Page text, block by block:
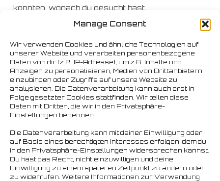
Manage Consent
Wir verwenden Cookies und ähnliche Technologien auf
unserer Website und verarbeiten personenbezogene
Daten von dir (z.B. IP-Adresse), um z.B. Inhalte und
Anzeigen zu personalisieren, Medien von Drittanbietern
einzubinden oder Zugriffe auf unsere Website zu
analysieren. Die Datenverarbeitung kann auch erst in
Folge gesetzter Cookies stattfinden. Wir teilen diese
Daten mit Dritten, die wir in den Privatsphäre-
Einstellungen benennen.
Die Datenverarbeitung kann mit deiner Einwilligung oder
auf Basis eines berechtigten Interesses erfolgen, dem du
in den Privatsphäre-Einstellungen widersprechen kannst.
Du hast das Recht, nicht einzuwilligen und deine
Einwilligung zu einem späteren Zeitpunkt zu ändern oder
zu widerrufen. Weitere Informationen zur Verwendung
konnten, wonach du gesucht hast.
Möglicherweise hilft eine Suche.
nach:
Copyright © 2026 Nordbären Hamburg e.V.